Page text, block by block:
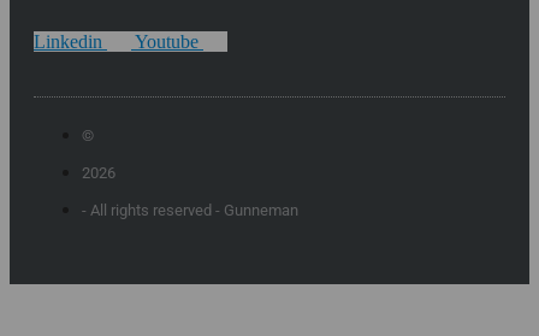
Linkedin Youtube
©
2026
- All rights reserved - Gunneman